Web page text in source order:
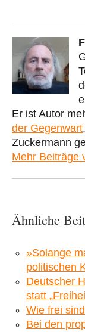
Er ist Autor
der Gegenwart
Zuckermann
Mehr Beiträge
Ähnliche
»Solange
politischen
Deutscher
statt
Wie frei
Bei den